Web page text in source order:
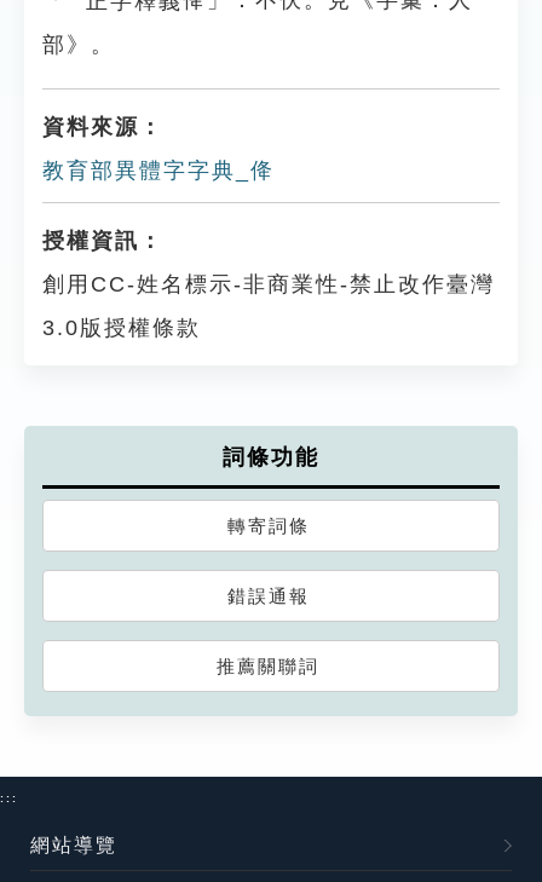
部》。
資料來源：
教育部異體字字典_佭
授權資訊：
創用CC-姓名標示-非商業性-禁止改作臺灣
3.0版授權條款
詞條功能
轉寄詞條
錯誤通報
推薦關聯詞
:::
網站導覽